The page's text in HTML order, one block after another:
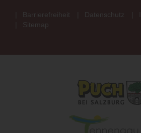
Barrierefreiheit Datenschutz
Sitemap